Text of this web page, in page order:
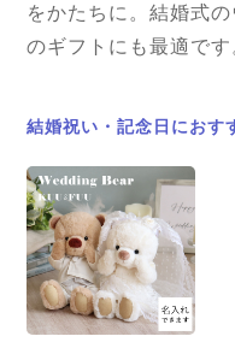
をかたちに。結婚式
のギフトにも最適です
結婚祝い・記念日におす